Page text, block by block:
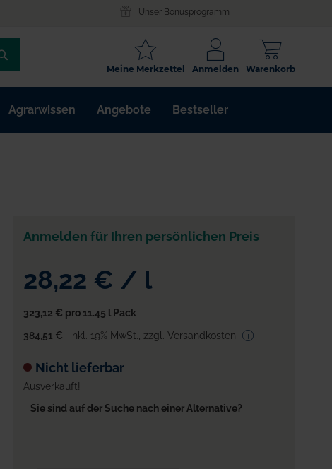
Unser Bonusprogramm
/
ARTIKELNR.
/
Warenkorb
Anmelden
Meine Merkzettel
Agrarwissen Angebote Bestseller
Anmelden für Ihren persönlichen Preis
28,22 € / l
323,12 € pro 11.45 l Pack
384,51 €
inkl. 19% MwSt. zzgl. Versandkosten
Nicht lieferbar
Ausverkauft!
Sie sind auf der Suche nach einer Alternative?